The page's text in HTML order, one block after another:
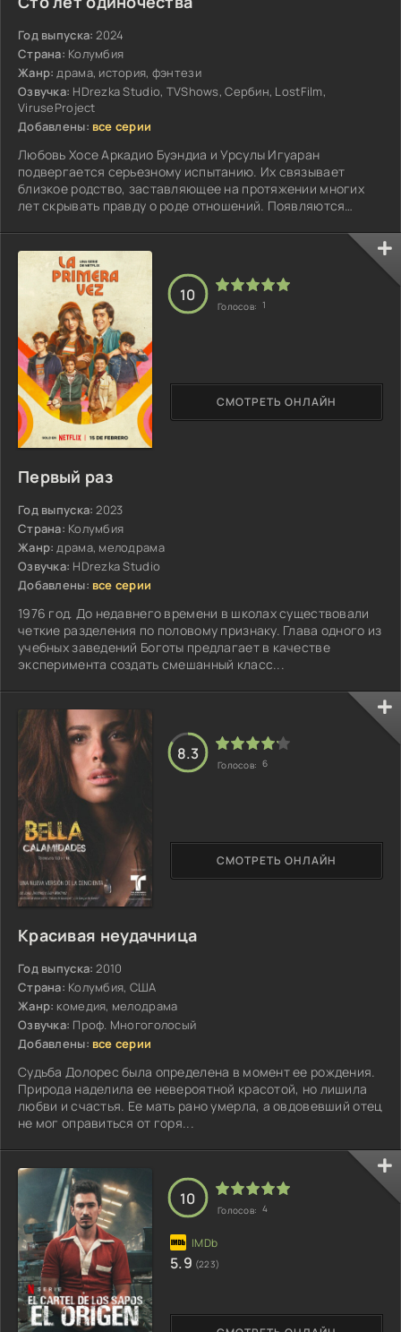
Год выпуска: 2024
Страна: Колумбия
Жанр: драма, история, фэнтези
Озвучка: HDrezka Studio, TVShows, Сербин, LostFilm,
ViruseProject
Добавлены: все серии
Любовь Хосе Аркадио Буэндиа и Урсулы Игуаран
подвергается серьезному испытанию. Их связывает
близкое родство, заставляющее на протяжении многих
лет скрывать правду о роде отношений. Появляются
Первый раз
Год выпуска: 2023
Страна: Колумбия
Жанр: драма, мелодрама
Озвучка: HDrezka Studio
Добавлены: все серии
1976 год. До недавнего времени в школах существовали
четкие разделения по половому признаку. Глава одного из
учебных заведений Боготы предлагает в качестве
эксперимента создать смешанный класс...
СМОТРЕТЬ ОНЛАЙН
10
Голосов: 1
Красивая неудачница
Год выпуска: 2010
Страна: Колумбия, США
Жанр: комедия, мелодрама
Озвучка: Проф. Многоголосый
Добавлены: все серии
Судьба Долорес была определена в момент ее рождения.
Природа наделила ее невероятной красотой, но лишила
любви и счастья. Ее мать рано умерла, а овдовевший отец
не мог оправиться от горя...
СМОТРЕТЬ ОНЛАЙН
8.3
Голосов: 6
10
Голосов: 4
5.9 (223)